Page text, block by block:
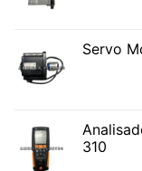
Servo
310